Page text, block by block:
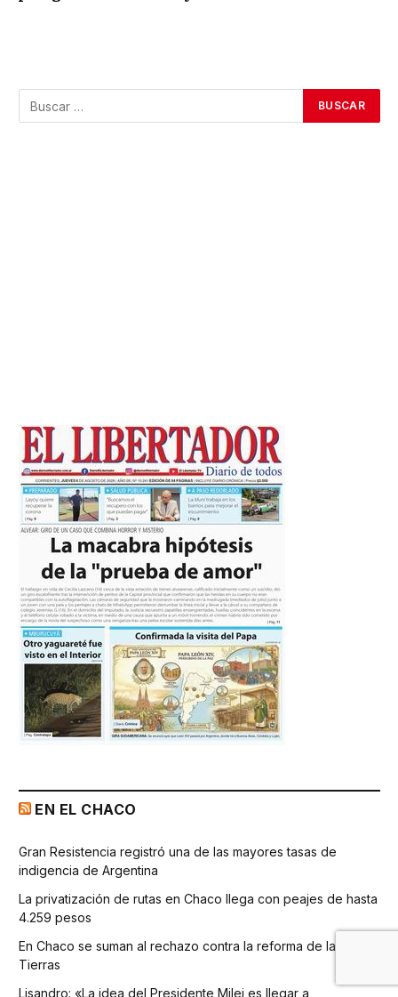
EN EL CHACO
Gran Resistencia registró una de las mayores tasas de
indigencia de Argentina
La privatización de rutas en Chaco llega con peajes de hasta
4.259 pesos
En Chaco se suman al rechazo contra la reforma de la Ley de
Tierras
Lisandro: «La idea del Presidente Milei es llegar a